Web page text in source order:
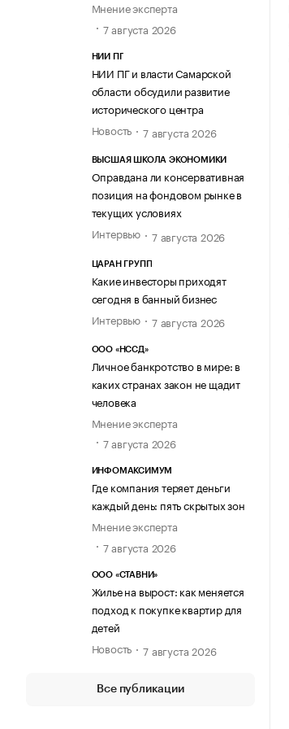
Мнение эксперта
7 августа 2026
НИИ ПГ
НИИ ПГ и власти Самарской
области обсудили развитие
исторического центра
Новость
7 августа 2026
ВЫСШАЯ ШКОЛА ЭКОНОМИКИ
Оправдана ли консервативная
позиция на фондовом рынке в
текущих условиях
Интервью
7 августа 2026
ЦАРАН ГРУПП
Какие инвесторы приходят
сегодня в банный бизнес
Интервью
7 августа 2026
ООО «НССД»
Личное банкротство в мире: в
каких странах закон не щадит
человека
Мнение эксперта
7 августа 2026
ИНФОМАКСИМУМ
Где компания теряет деньги
каждый день: пять скрытых зон
Мнение эксперта
7 августа 2026
ООО «СТАВНИ»
Жилье на вырост: как меняется
подход к покупке квартир для
детей
Новость
7 августа 2026
Все публикации